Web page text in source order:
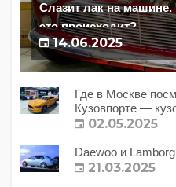
Слазит лак на
это происходит?
14.06.2025
Где в Москве
Кузовпорте —
02.05.2025
Daewoo и
21.03.2025